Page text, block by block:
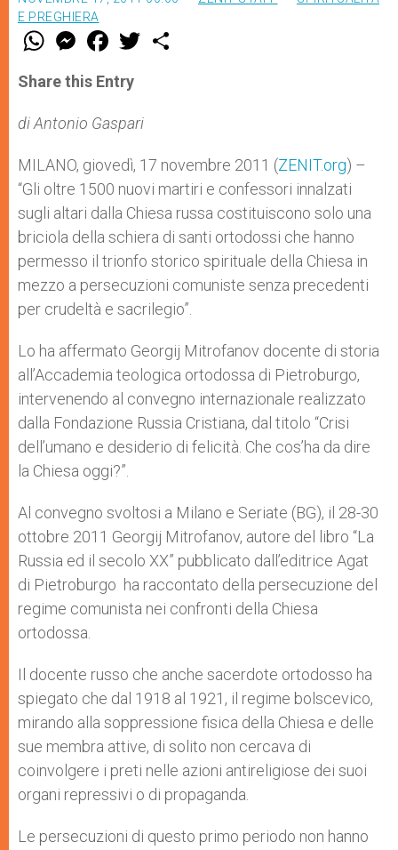
E PREGHIERA
W
t
s
p
p
M
e
s
e
g
e
F
a
e
b
o
k
w
Share this Entry
di Antonio Gaspari
MILANO, giovedì, 17 novembre 2011 (ZENIT.org) –
“Gli oltre 1500 nuovi martiri e confessori innalzati
sugli altari dalla Chiesa russa costituiscono solo una
briciola della schiera di santi ortodossi che hanno
permesso il trionfo storico spirituale della Chiesa in
mezzo a persecuzioni comuniste senza precedenti
per crudeltà e sacrilegio”.
Lo ha affermato Georgij Mitrofanov docente di storia
all’Accademia teologica ortodossa di Pietroburgo,
intervenendo al convegno internazionale realizzato
dalla Fondazione Russia Cristiana, dal titolo “Crisi
dell’umano e desiderio di felicità. Che cos’ha da dire
la Chiesa oggi?”.
Al convegno svoltosi a Milano e Seriate (BG), il 28-30
ottobre 2011 Georgij Mitrofanov, autore del libro “La
Russia ed il secolo XX” pubblicato dall’editrice Agat
di Pietroburgo ha raccontato della persecuzione del
regime comunista nei confronti della Chiesa
ortodossa.
Il docente russo che anche sacerdote ortodosso ha
spiegato che dal 1918 al 1921, il regime bolscevico,
mirando alla soppressione fisica della Chiesa e delle
sue membra attive, di solito non cercava di
coinvolgere i preti nelle azioni antireligiose dei suoi
organi repressivi o di propaganda.
Le persecuzioni di questo primo periodo non hanno